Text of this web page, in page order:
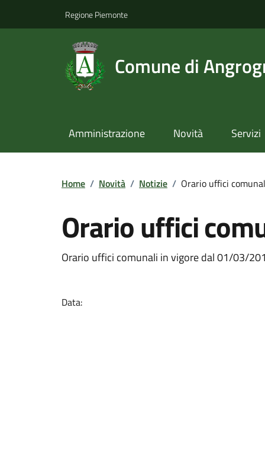
Regione Piemonte
Comune di
Amministrazione Novità Servizi
Home / Novità / Notizie / Orario uffici
Orario uffici
Orario uffici comunali in vigore dal 01/03/
Data: